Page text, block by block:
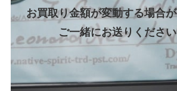
お買取り金額が変動する場合
ご一緒にお送りくださ